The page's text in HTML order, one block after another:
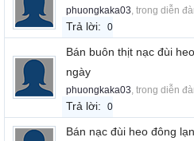
phuongkaka03, trong diễn
Trả lời: 0
Bán buôn thịt nạc đùi
ngày
phuongkaka03, trong diễn
Trả lời: 0
Bán nạc đùi heo đông